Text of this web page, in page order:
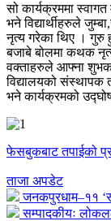
सो कार्यक्रममा
भने विद्यार्थीहरुले
नृत्य गरेका थिए । गुरु
बजाबे बोलमा कथक
वक्ताहरुले आफ्ना
विद्यालयको संस्थापक
भने कार्यक्रमको
फेसबुकबाट तपाईको
ताजा अपडेट
जनकपुरधाम–११
सम्पादकीयः